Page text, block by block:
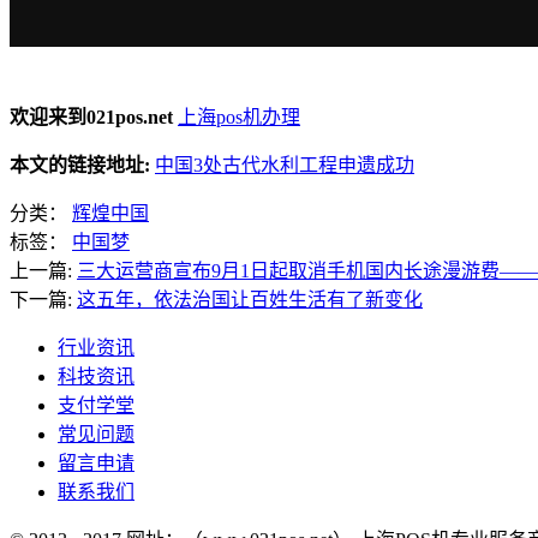
欢迎来到021pos.net 上海pos机办理
本文的链接地址: 中国3处古代水利工程申遗成功
分类： 辉煌中国
标签： 中国梦
上一篇: 三大运营商宣布9月1日起取消手机国内长途漫游费
下一篇: 这五年，依法治国让百姓生活有了新变化
行业资讯
科技资讯
支付学堂
常见问题
留言申请
联系我们